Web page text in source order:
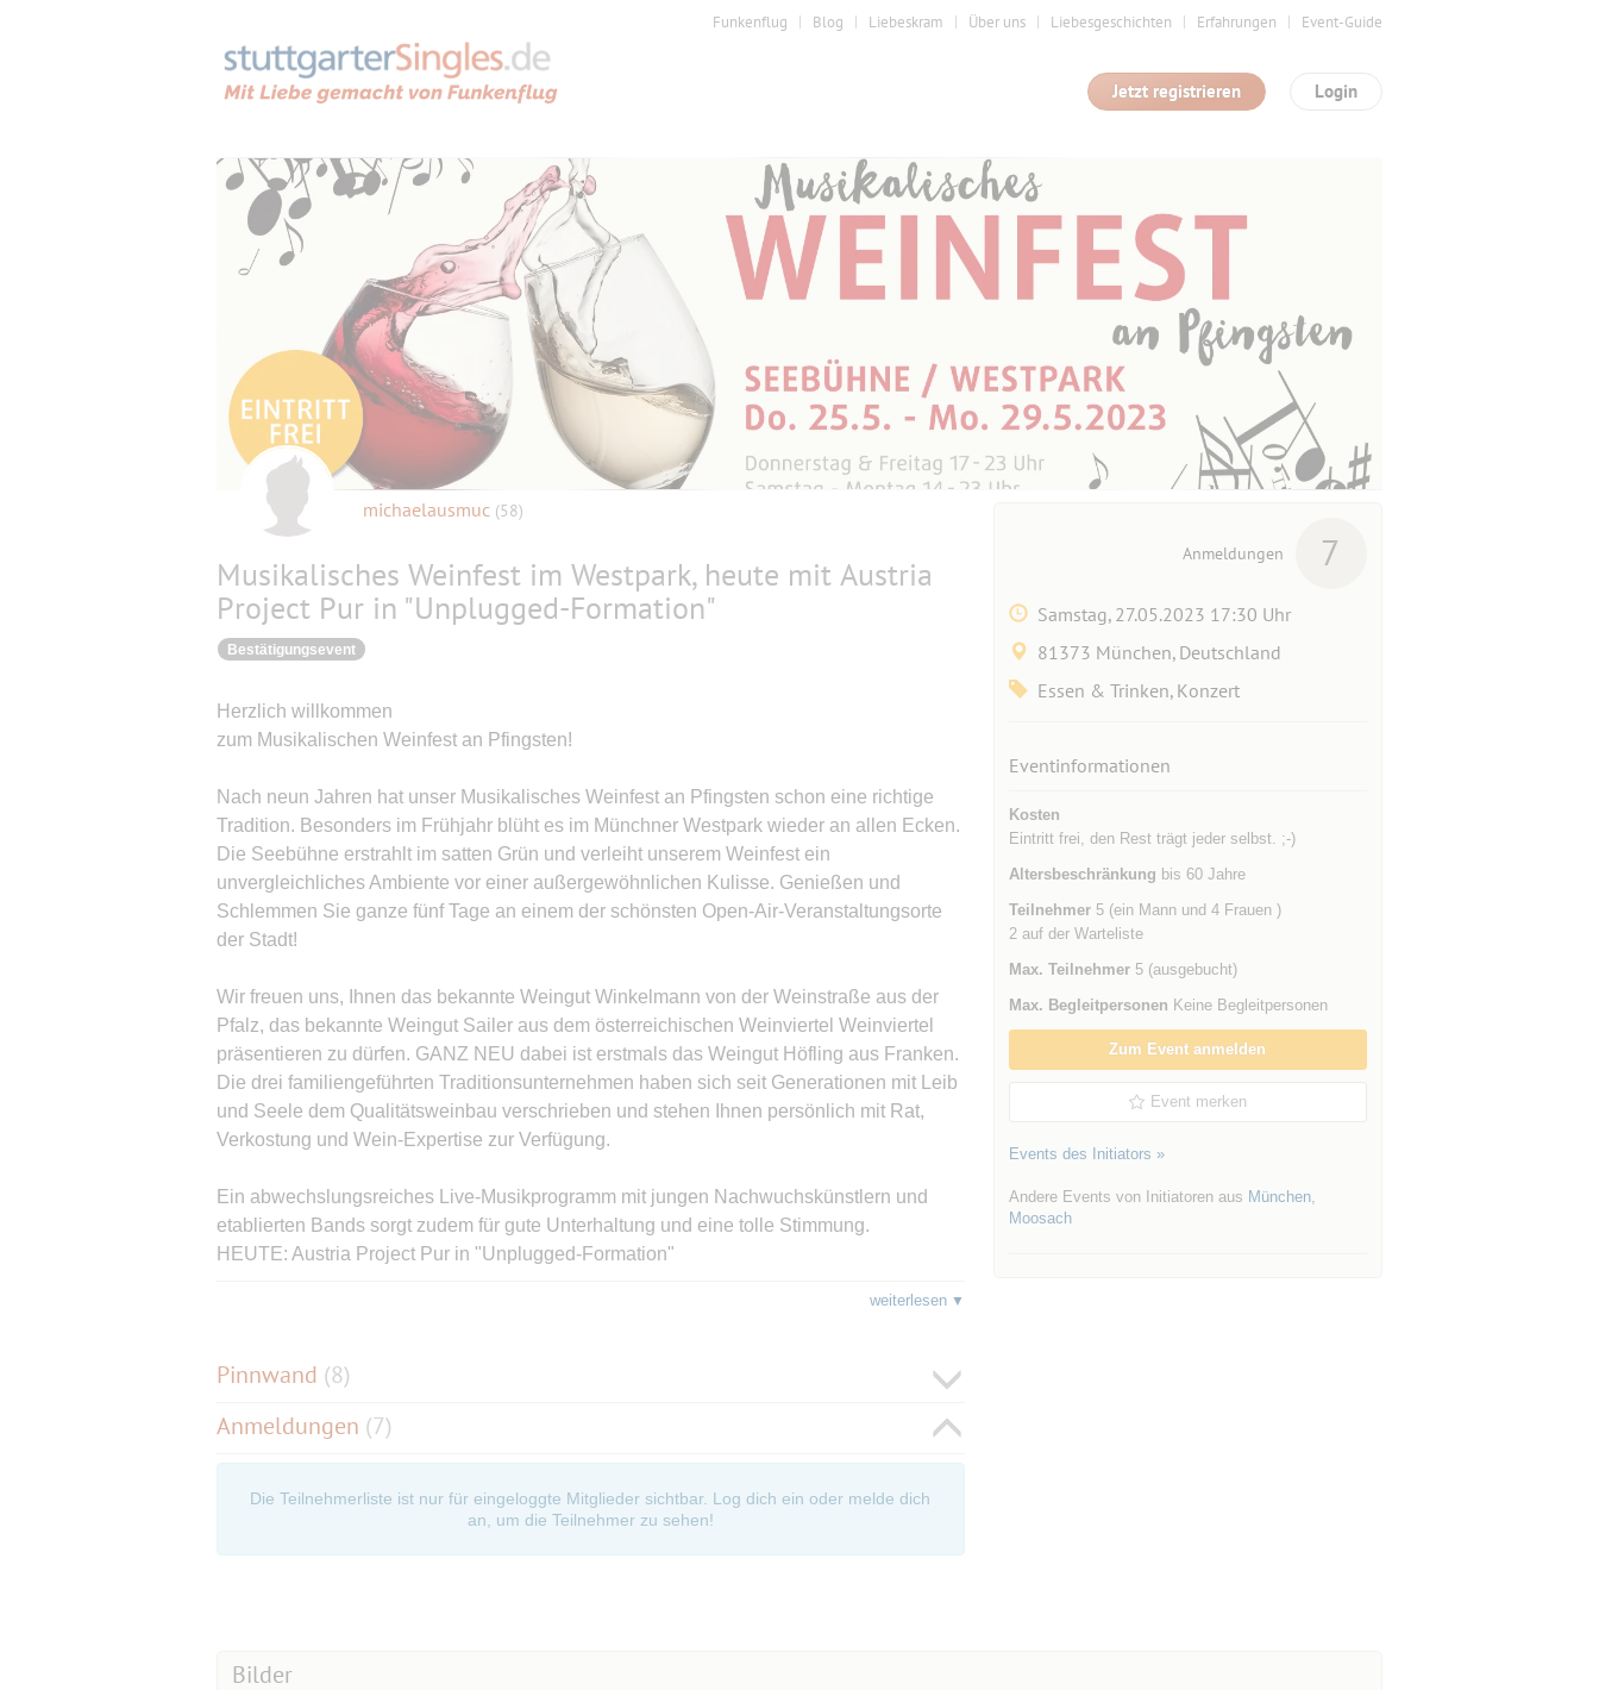
Funkenflug Blog Liebeskram Über uns Liebesgeschichten Erfahrungen Event-Guide
Login
Jetzt registrieren
michaelausmuc (58)
Musikalisches Weinfest im Westpark, heute mit Austria
Project Pur in "Unplugged-Formation"
Bestätigungsevent
Herzlich willkommen
zum Musikalischen Weinfest an Pfingsten!
Nach neun Jahren hat unser Musikalisches Weinfest an Pfingsten schon eine richtige
Tradition. Besonders im Frühjahr blüht es im Münchner Westpark wieder an allen Ecken.
Die Seebühne erstrahlt im satten Grün und verleiht unserem Weinfest ein
unvergleichliches Ambiente vor einer außergewöhnlichen Kulisse. Genießen und
Schlemmen Sie ganze fünf Tage an einem der schönsten Open-Air-Veranstaltungsorte
der Stadt!
Wir freuen uns, Ihnen das bekannte Weingut Winkelmann von der Weinstraße aus der
Pfalz, das bekannte Weingut Sailer aus dem österreichischen Weinviertel Weinviertel
präsentieren zu dürfen. GANZ NEU dabei ist erstmals das Weingut Höfling aus Franken.
Die drei familiengeführten Traditionsunternehmen haben sich seit Generationen mit Leib
und Seele dem Qualitätsweinbau verschrieben und stehen Ihnen persönlich mit Rat,
Verkostung und Wein-Expertise zur Verfügung.
Ein abwechslungsreiches Live-Musikprogramm mit jungen Nachwuchskünstlern und
etablierten Bands sorgt zudem für gute Unterhaltung und eine tolle Stimmung.
HEUTE: Austria Project Pur in "Unplugged-Formation"
Selbstverständlich hält das Musikalische Weinfest wie gewohnt auch kulinarische
Sie auch zwischen Bier und antialkoholischen Getränken wählen, sowie herzhafte
Köstlichkeiten und vieles mehr genießen.
weiterlesen
Pinnwand (8)
Anmeldungen (7)
Die Teilnehmerliste ist nur für eingeloggte Mitglieder sichtbar. Log dich ein oder melde dich
an, um die Teilnehmer zu sehen!
Anmeldungen 7
Samstag, 27.05.2023 17:30 Uhr
81373 München, Deutschland
Essen & Trinken, Konzert
Eventinformationen
Kosten
Eintritt frei, den Rest trägt jeder selbst. ;-)
Altersbeschränkung bis 60 Jahre
Teilnehmer5 (ein Mann und 4 Frauen )
2 auf der Warteliste
Max. Teilnehmer5 (ausgebucht)
Max. Begleitpersonen Keine Begleitpersonen
Zum Event anmelden
Event merken
Events des Initiators »
Andere Events von Initiatoren aus München,
Moosach
Bilder